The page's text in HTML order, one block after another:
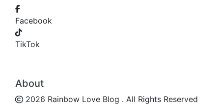
Facebook
TikTok
About
2026 Rainbow Love Blog . All Rights Reserved